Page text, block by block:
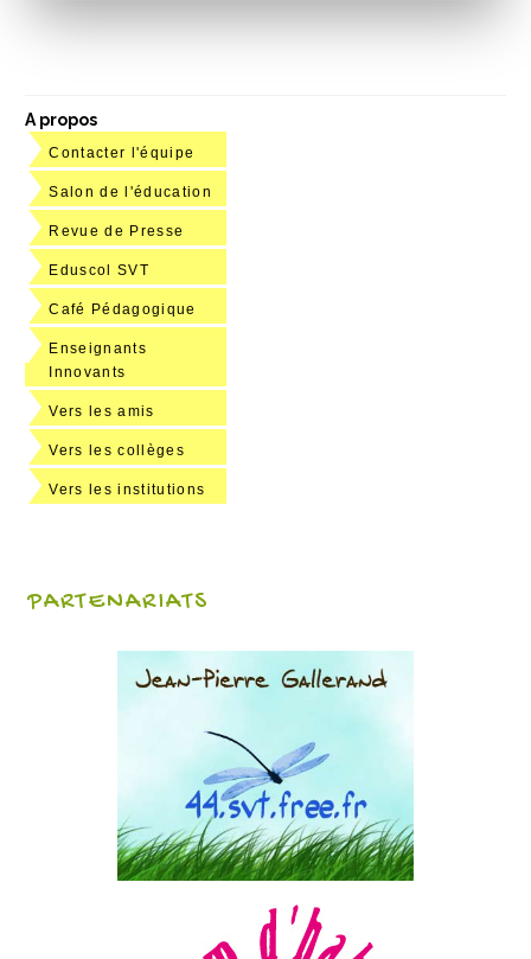
A propos
Contacter l'équipe
Salon de l'éducation
Revue de Presse
Eduscol SVT
Café Pédagogique
Enseignants
Innovants
Vers les amis
Vers les collèges
Vers les institutions
PARTENARIATS